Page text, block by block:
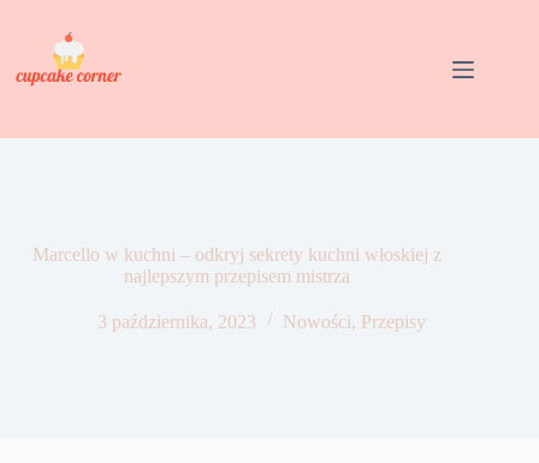
Marcello w kuchni – odkryj sekrety kuchni włoskiej z
najlepszym przepisem mistrza
3 października, 2023 Nowości, Przepisy